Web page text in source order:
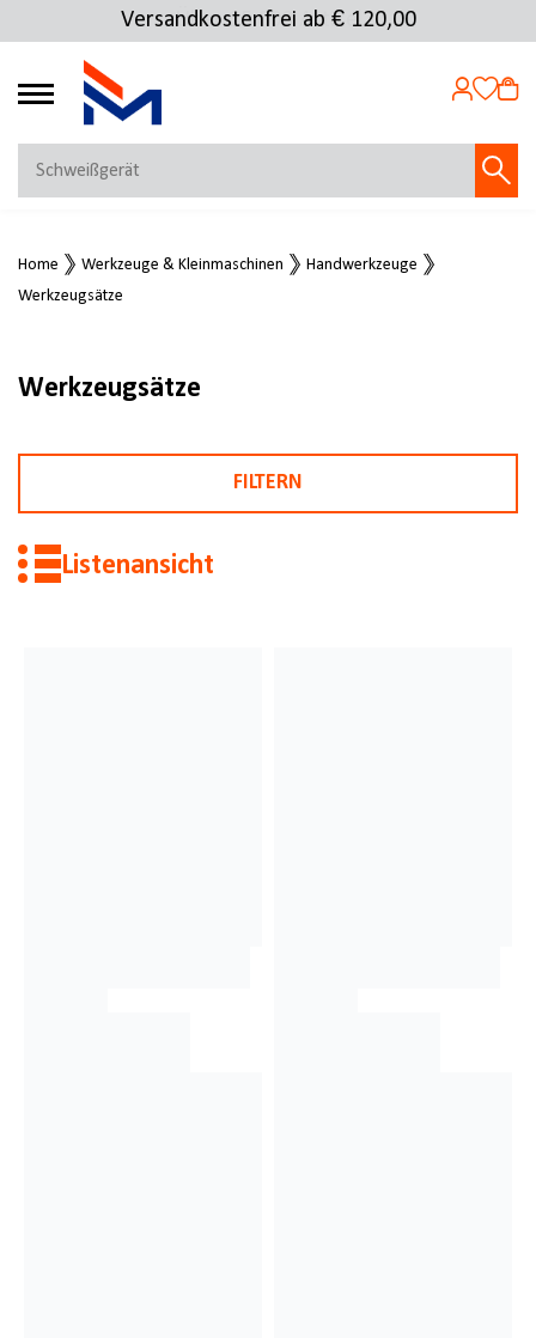
Versandkostenfrei ab € 120,00
4.72
MEIN KONTO
Jetzt anmelden
Home Werkzeuge & Kleinmaschinen
Handwerkzeuge
Werkzeugsätze
Werkzeugsätze
FILTERN
Listenansicht